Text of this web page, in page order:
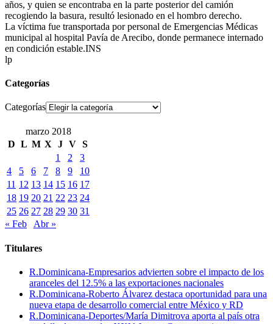
años, y quien se encontraba en la parte posterior del camión
recogiendo la basura, resultó lesionado en el hombro derecho.
La víctima fue transportada por personal de Emergencias Médicas
municipal al hospital Pavía de Arecibo, donde permanece internado
en condición estable.INS
lp
Categorías
Categorías
marzo 2018
D L M X J V S
1
2
3
4
5 6 7 8 9
10
11 12 13 14 15 16 17
18 19 20 21 22 23 24
25 26 27 28 29 30 31
« Feb
Abr »
Titulares
R.Dominicana-Empresarios advierten sobre el impacto de los
aranceles del 12.5% a las exportaciones nacionales
R.Dominicana-Roberto Álvarez destaca oportunidad para una
nueva etapa de desarrollo comercial entre México y RD
R.Dominicana-Deportes/María Dimitrova aporta al país otra